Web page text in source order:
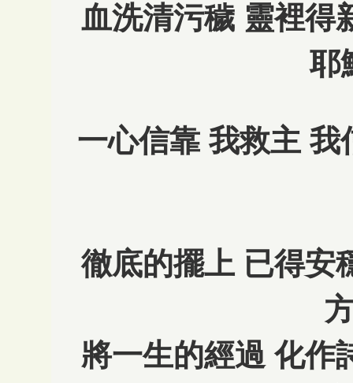
血洗清污穢 靈裡得
耶
一心信靠 我救主
徹底的擺上 已得安
將一生的經過 化作